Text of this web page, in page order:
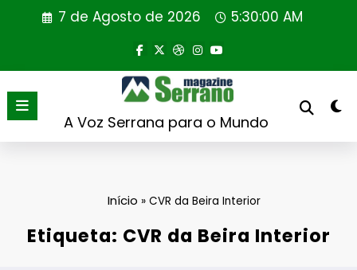
7 de Agosto de 2026 5:30:00 AM
A Voz Serrana para o Mundo
Início » CVR da Beira Interior
Etiqueta: CVR da Beira Interior